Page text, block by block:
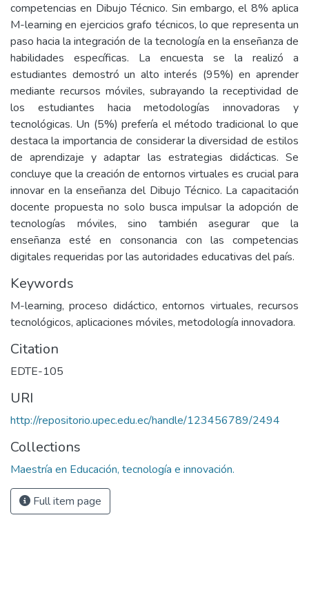
competencias en Dibujo Técnico. Sin embargo, el 8% aplica
M-learning en ejercicios grafo técnicos, lo que representa un
paso hacia la integración de la tecnología en la enseñanza de
habilidades específicas. La encuesta se la realizó a
estudiantes demostró un alto interés (95%) en aprender
mediante recursos móviles, subrayando la receptividad de
los estudiantes hacia metodologías innovadoras y
tecnológicas. Un (5%) prefería el método tradicional lo que
destaca la importancia de considerar la diversidad de estilos
de aprendizaje y adaptar las estrategias didácticas. Se
concluye que la creación de entornos virtuales es crucial para
innovar en la enseñanza del Dibujo Técnico. La capacitación
docente propuesta no solo busca impulsar la adopción de
tecnologías móviles, sino también asegurar que la
enseñanza esté en consonancia con las competencias
digitales requeridas por las autoridades educativas del país.
Keywords
M-learning, proceso didáctico, entornos virtuales, recursos
tecnológicos, aplicaciones móviles, metodología innovadora.
Citation
EDTE-105
URI
http://repositorio.upec.edu.ec/handle/123456789/2494
Collections
Maestría en Educación, tecnología e innovación.
Full item page